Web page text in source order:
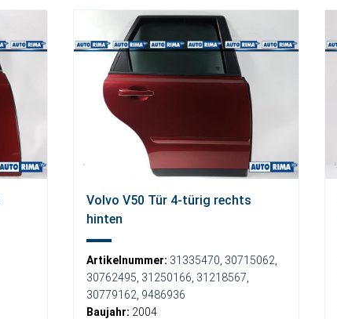
Volvo V50 Tür 4-türig rechts
hinten
Artikelnummer: 31335470 30715062
30762495 31250166 31218567
30779162 9486936
Baujahr: 2004